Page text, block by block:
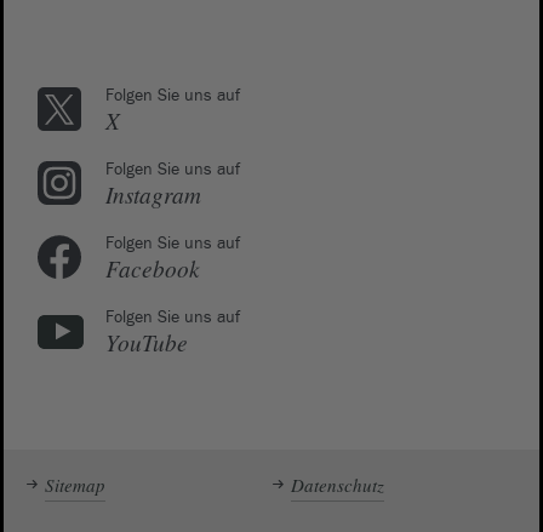
Folgen Sie uns auf
X
Folgen Sie uns auf
Instagram
Folgen Sie uns auf
Facebook
Folgen Sie uns auf
YouTube
Sitemap Datenschutz